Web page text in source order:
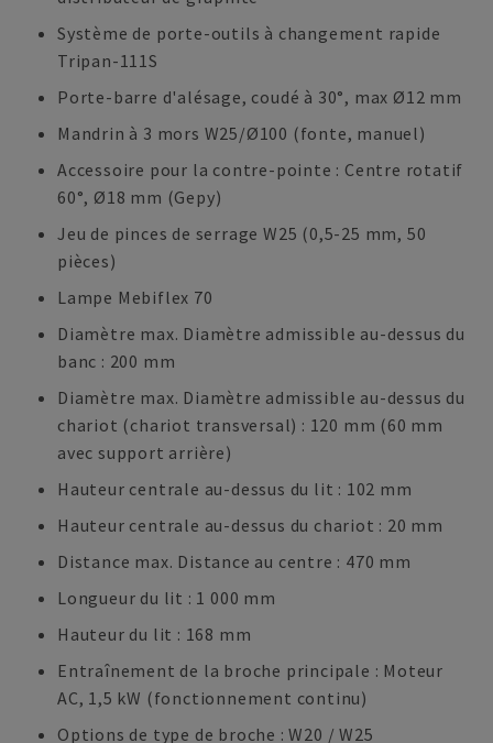
Système de porte-outils à changement rapide
Tripan-111S
Porte-barre d'alésage, coudé à 30°, max Ø12 mm
Mandrin à 3 mors W25/Ø100 (fonte, manuel)
Accessoire pour la contre-pointe : Centre rotatif
60°, Ø18 mm (Gepy)
Jeu de pinces de serrage W25 (0,5-25 mm, 50
pièces)
Lampe Mebiflex 70
Diamètre max. Diamètre admissible au-dessus du
banc : 200 mm
Diamètre max. Diamètre admissible au-dessus du
chariot (chariot transversal) : 120 mm (60 mm
avec support arrière)
Hauteur centrale au-dessus du lit : 102 mm
Hauteur centrale au-dessus du chariot : 20 mm
Distance max. Distance au centre : 470 mm
Longueur du lit : 1 000 mm
Hauteur du lit : 168 mm
Entraînement de la broche principale : Moteur
AC, 1,5 kW (fonctionnement continu)
Options de type de broche : W20 / W25